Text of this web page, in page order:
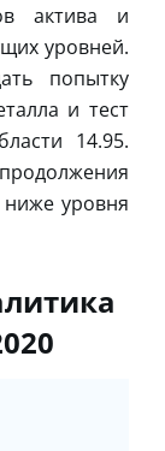
актива и
уровней.
попытку
и тест
14.95.
уровня